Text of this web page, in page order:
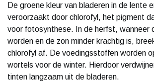
De groene kleur van bladeren in de lente
veroorzaakt door chlorofyl, het pigment
voor fotosynthese. In de herfst, wanneer
worden en de zon minder krachtig is,
chlorofyl af. De voedingsstoffen worden
wortels voor de winter. Hierdoor
tinten langzaam uit de bladeren.